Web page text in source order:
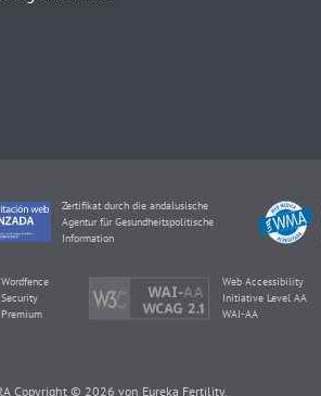
Zertifikat durch die andalusische
Agentur für Gesundheitspolitische
Information
Wordfence
Security
Premium
Web Accessibility
Initiative Level AA
WAI-AA
Copyright © 2026 von Eureka Fertility.